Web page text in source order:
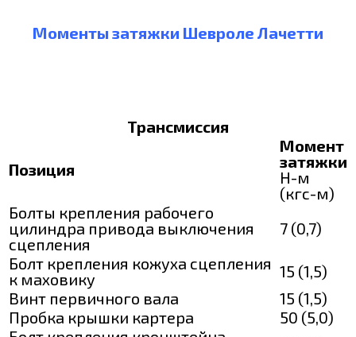
Моменты затяжки Шевроле Лачетти
Трансмиссия
Позиция
Момент
затяжки
Н-м
(кгс-м)
Болты крепления рабочего
цилиндра привода выключения
сцепления
7 (0,7)
Болт крепления кожуха сцепления
к маховику
15 (1,5)
Винт первичного вала
15 (1,5)
Пробка крышки картера
50 (5,0)